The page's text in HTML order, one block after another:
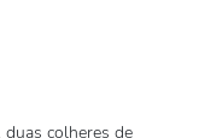
duas colheres de